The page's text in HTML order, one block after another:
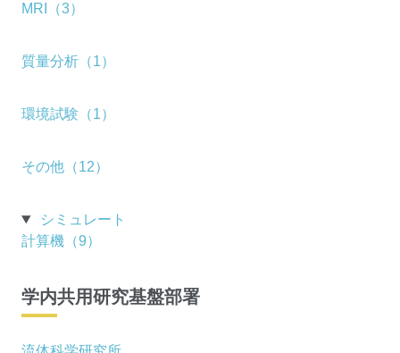
MRI（3）
質量分析（1）
環境試験（1）
その他（12）
シミュレート
計算機（9）
学内共用研究基盤部署